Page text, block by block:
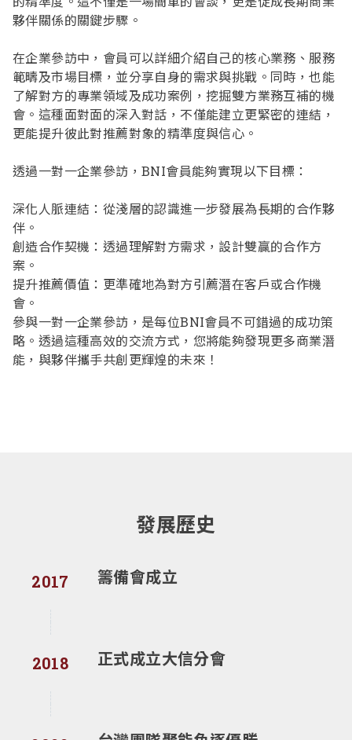
夥伴關係的關鍵步驟。
在企業參訪中，會員可以詳細介紹自己的核心業務、服務
範疇及市場目標，並分享自身的需求與挑戰。同時，也能
了解對方的專業領域及成功案例，挖掘雙方業務互補的機
會。這種面對面的深入對話，不僅能建立更緊密的連結，
更能提升彼此對推薦對象的精準度與信心。
透過一對一企業參訪，BNI會員能夠實現以下目標：
深化人脈連結：從淺層的認識進一步發展為長期的合作夥
伴。
創造合作契機：透過理解對方需求，設計雙贏的合作方
案。
提升推薦價值：更準確地為對方引薦潛在客戶或合作機
會。
參與一對一企業參訪，是每位BNI會員不可錯過的成功策
略。透過這種高效的交流方式，您將能夠發現更多商業潛
能，與夥伴攜手共創更輝煌的未來！
發展歷史
2017 籌備會成立
2018 正式成立大信分會